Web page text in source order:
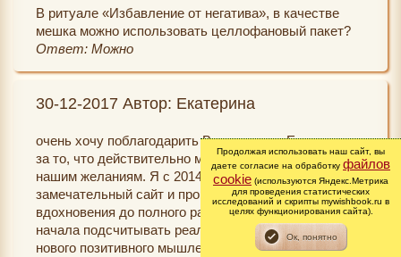
В ритуале «Избавление от негатива», в качестве
мешка можно использовать целлофановый пакет?
Ответ: Можно
30-12-2017 Автор: Екатерина
очень хочу поблагодарить Вселенную и Екатерину
за то, что действительно мысли работают на благо
нашим желаниям. Я с 2014 г открыла для себя этот
замечательный сайт и прошла все стадии от
вдохновения до полного разочарования, пока не
начала подсчитывать реальные факты-результаты
нового позитивного мышления. В прошлом году -
Продолжая использовать наш сайт, вы
даете согласие на обработку файлов
cookie (используются Яндекс.Метрика
для проведения статистических
исследований и скрипты mywishbook.ru в
целях функционирования сайта).